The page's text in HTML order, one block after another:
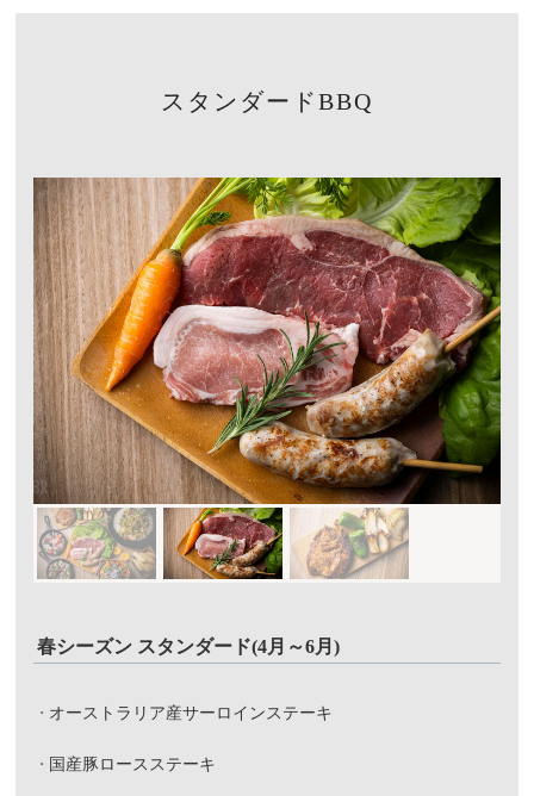
スタンダードBBQ
春シーズン スタンダード(4月～6月)
オーストラリア産サーロインステーキ
国産豚ロースステーキ